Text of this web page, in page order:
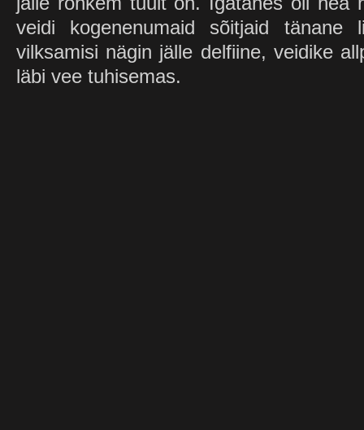
veidi kogenenumaid sõitjaid
vilksamisi nägin jälle delfiine, veidike
läbi vee tuhisemas.